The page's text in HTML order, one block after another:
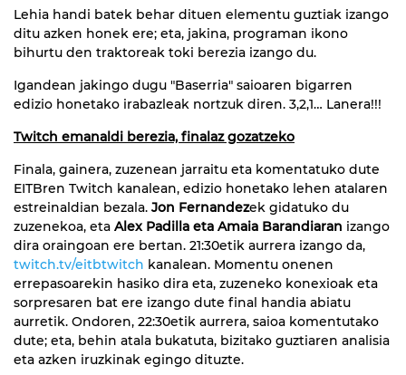
Lehia handi batek behar dituen elementu guztiak izango
ditu azken honek ere; eta, jakina, programan ikono
bihurtu den traktoreak toki berezia izango du.
Igandean jakingo dugu "Baserria" saioaren bigarren
edizio honetako irabazleak nortzuk diren. 3,2,1… Lanera!!!
Twitch emanaldi berezia, finalaz gozatzeko
Finala, gainera, zuzenean jarraitu eta komentatuko dute
EITBren Twitch kanalean, edizio honetako lehen atalaren
estreinaldian bezala. Jon Fernandezek gidatuko du
zuzenekoa, eta Alex Padilla eta Amaia Barandiaran izango
dira oraingoan ere bertan. 21:30etik aurrera izango da,
twitch.tv/eitbtwitch kanalean. Momentu onenen
errepasoarekin hasiko dira eta, zuzeneko konexioak eta
sorpresaren bat ere izango dute final handia abiatu
aurretik. Ondoren, 22:30etik aurrera, saioa komentutako
dute; eta, behin atala bukatuta, bizitako guztiaren analisia
eta azken iruzkinak egingo dituzte.